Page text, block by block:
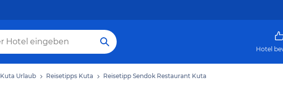
Hotel
Kuta Urlaub Reisetipps Kuta Reisetipp Sendok Restaurant Kuta